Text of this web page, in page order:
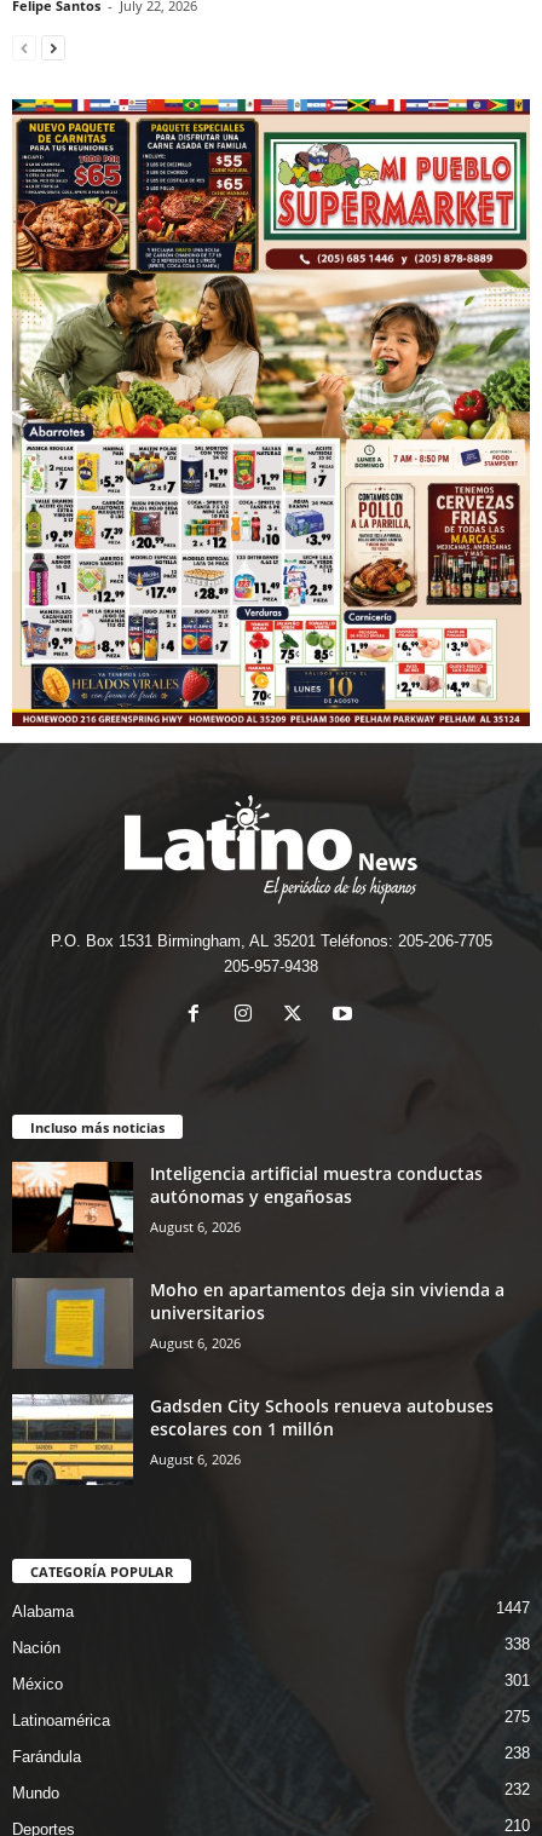
Felipe Santos - July 22, 2026
P.O. Box 1531 Birmingham, AL 35201 Teléfonos: 205-206-7705
205-957-9438
Incluso más noticias
Inteligencia artificial muestra conductas
autónomas y engañosas
August 6, 2026
Moho en apartamentos deja sin vivienda a
universitarios
August 6, 2026
Gadsden City Schools renueva autobuses
escolares con 1 millón
August 6, 2026
CATEGORÍA POPULAR
Alabama 1447
Nación 338
México 301
Latinoamérica 275
Farándula 238
Mundo 232
Deportes 210